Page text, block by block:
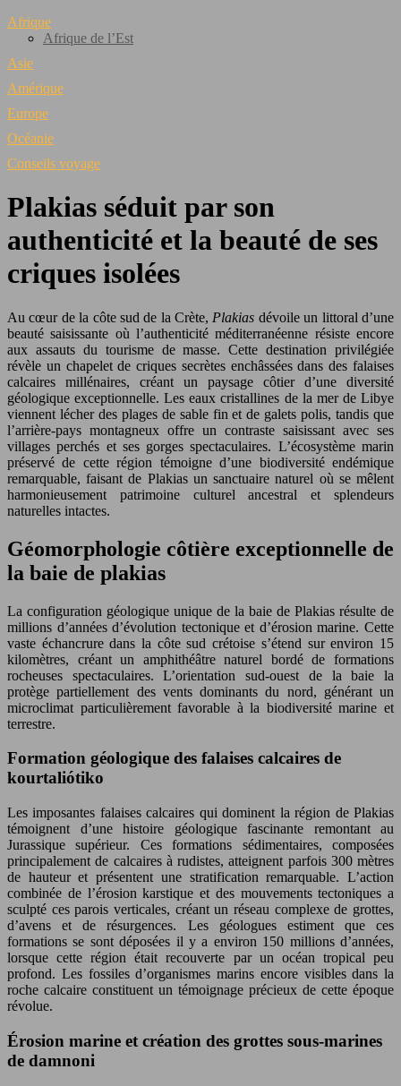
Afrique
Afrique de l’Est
Asie
Amérique
Europe
Océanie
Conseils voyage
Plakias séduit par son
authenticité et la beauté de ses
criques isolées
Au cœur de la côte sud de la Crète, Plakias dévoile un littoral d’une
beauté saisissante où l’authenticité méditerranéenne résiste encore
aux assauts du tourisme de masse. Cette destination privilégiée
révèle un chapelet de criques secrètes enchâssées dans des falaises
calcaires millénaires, créant un paysage côtier d’une diversité
géologique exceptionnelle. Les eaux cristallines de la mer de Libye
viennent lécher des plages de sable fin et de galets polis, tandis que
l’arrière-pays montagneux offre un contraste saisissant avec ses
villages perchés et ses gorges spectaculaires. L’écosystème marin
préservé de cette région témoigne d’une biodiversité endémique
remarquable, faisant de Plakias un sanctuaire naturel où se mêlent
harmonieusement patrimoine culturel ancestral et splendeurs
naturelles intactes.
Géomorphologie côtière exceptionnelle de
la baie de plakias
La configuration géologique unique de la baie de Plakias résulte de
millions d’années d’évolution tectonique et d’érosion marine. Cette
vaste échancrure dans la côte sud crétoise s’étend sur environ 15
kilomètres, créant un amphithéâtre naturel bordé de formations
rocheuses spectaculaires. L’orientation sud-ouest de la baie la
protège partiellement des vents dominants du nord, générant un
microclimat particulièrement favorable à la biodiversité marine et
terrestre.
Formation géologique des falaises calcaires de
kourtaliótiko
Les imposantes falaises calcaires qui dominent la région de Plakias
témoignent d’une histoire géologique fascinante remontant au
Jurassique supérieur. Ces formations sédimentaires, composées
principalement de calcaires à rudistes, atteignent parfois 300 mètres
de hauteur et présentent une stratification remarquable. L’action
combinée de l’érosion karstique et des mouvements tectoniques a
sculpté ces parois verticales, créant un réseau complexe de grottes,
d’avens et de résurgences. Les géologues estiment que ces
formations se sont déposées il y a environ 150 millions d’années,
lorsque cette région était recouverte par un océan tropical peu
profond. Les fossiles d’organismes marins encore visibles dans la
roche calcaire constituent un témoignage précieux de cette époque
révolue.
Érosion marine et création des grottes sous-marines
de damnoni